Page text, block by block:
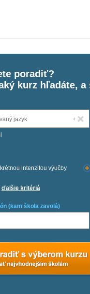
poradiť?
kurz hľadáte,
intenzitou výučby
ďalšie kritériá
(kam škola zavolá)